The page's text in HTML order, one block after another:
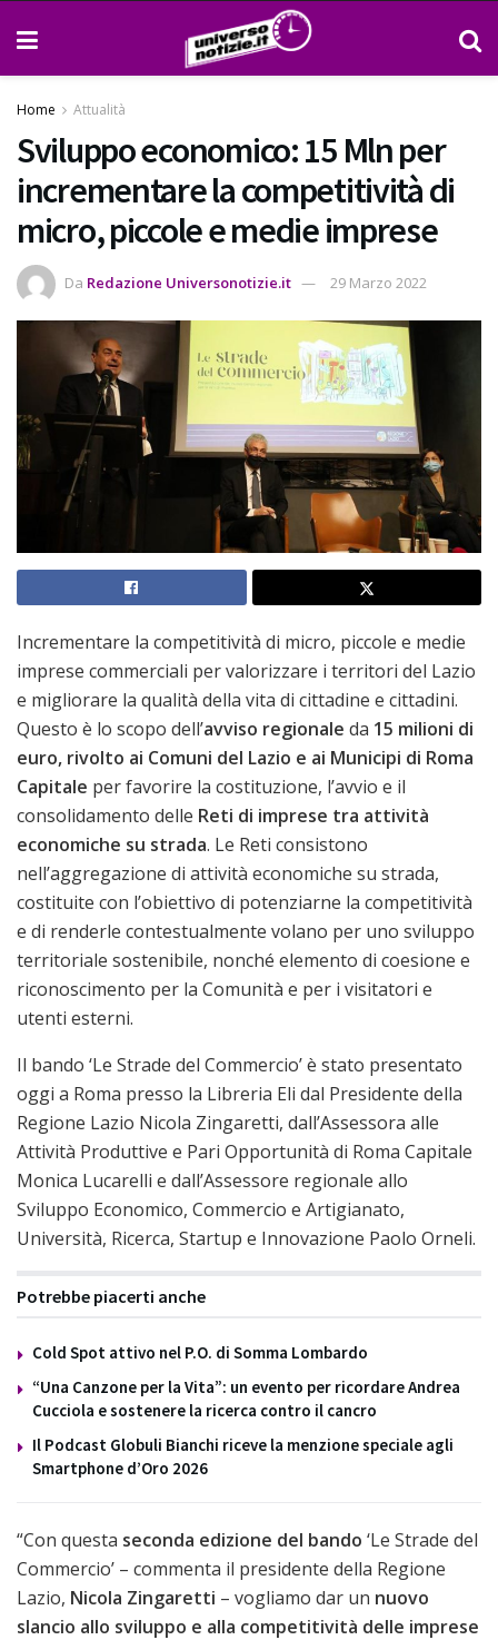
Home Attualità
Sviluppo economico: 15 Mln per
incrementare la competitività di
micro, piccole e medie imprese
Da Redazione Universonotizie.it 29 Marzo 2022
Incrementare la competitività di micro, piccole e medie
imprese commerciali per valorizzare i territori del Lazio
e migliorare la qualità della vita di cittadine e cittadini.
Questo è lo scopo dell’avviso regionale da 15 milioni di
euro, rivolto ai Comuni del Lazio e ai Municipi di Roma
Capitale per favorire la costituzione, l’avvio e il
consolidamento delle Reti di imprese tra attività
economiche su strada. Le Reti consistono
nell’aggregazione di attività economiche su strada,
costituite con l’obiettivo di potenziarne la competitività
e di renderle contestualmente volano per uno sviluppo
territoriale sostenibile, nonché elemento di coesione e
riconoscimento per la Comunità e per i visitatori e
utenti esterni.
Il bando ‘Le Strade del Commercio’ è stato presentato
oggi a Roma presso la Libreria Eli dal Presidente della
Regione Lazio Nicola Zingaretti, dall’Assessora alle
Attività Produttive e Pari Opportunità di Roma Capitale
Monica Lucarelli e dall’Assessore regionale allo
Sviluppo Economico, Commercio e Artigianato,
Università, Ricerca, Startup e Innovazione Paolo Orneli.
Potrebbe piacerti anche
Cold Spot attivo nel P.O. di Somma Lombardo
“Una Canzone per la Vita”: un evento per ricordare Andrea
Cucciola e sostenere la ricerca contro il cancro
Il Podcast Globuli Bianchi riceve la menzione speciale agli
Smartphone d’Oro 2026
“Con questa seconda edizione del bando ‘Le Strade del
Commercio’ – commenta il presidente della Regione
Lazio, Nicola Zingaretti – vogliamo dar un nuovo
slancio allo sviluppo e alla competitività delle imprese